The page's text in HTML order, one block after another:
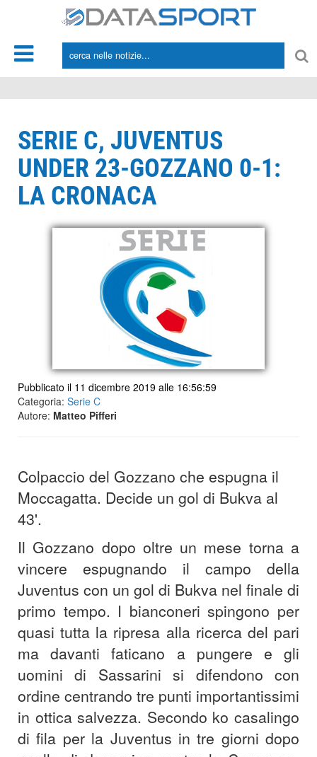
SERIE C, JUVENTUS
UNDER 23-GOZZANO 0-1:
LA CRONACA
Pubblicato il 11 dicembre 2019 alle 16:56:59
Categoria: Serie C
Autore: Matteo Pifferi
Colpaccio del Gozzano che espugna il
Moccagatta. Decide un gol di Bukva al
43'.
Il Gozzano dopo oltre un mese torna a
vincere espugnando il campo della
Juventus con un gol di Bukva nel finale di
primo tempo. I bianconeri spingono per
quasi tutta la ripresa alla ricerca del pari
ma davanti faticano a pungere e gli
uomini di Sassarini si difendono con
ordine centrando tre punti importantissimi
in ottica salvezza. Secondo ko casalingo
di fila per la Juventus in tre giorni dopo